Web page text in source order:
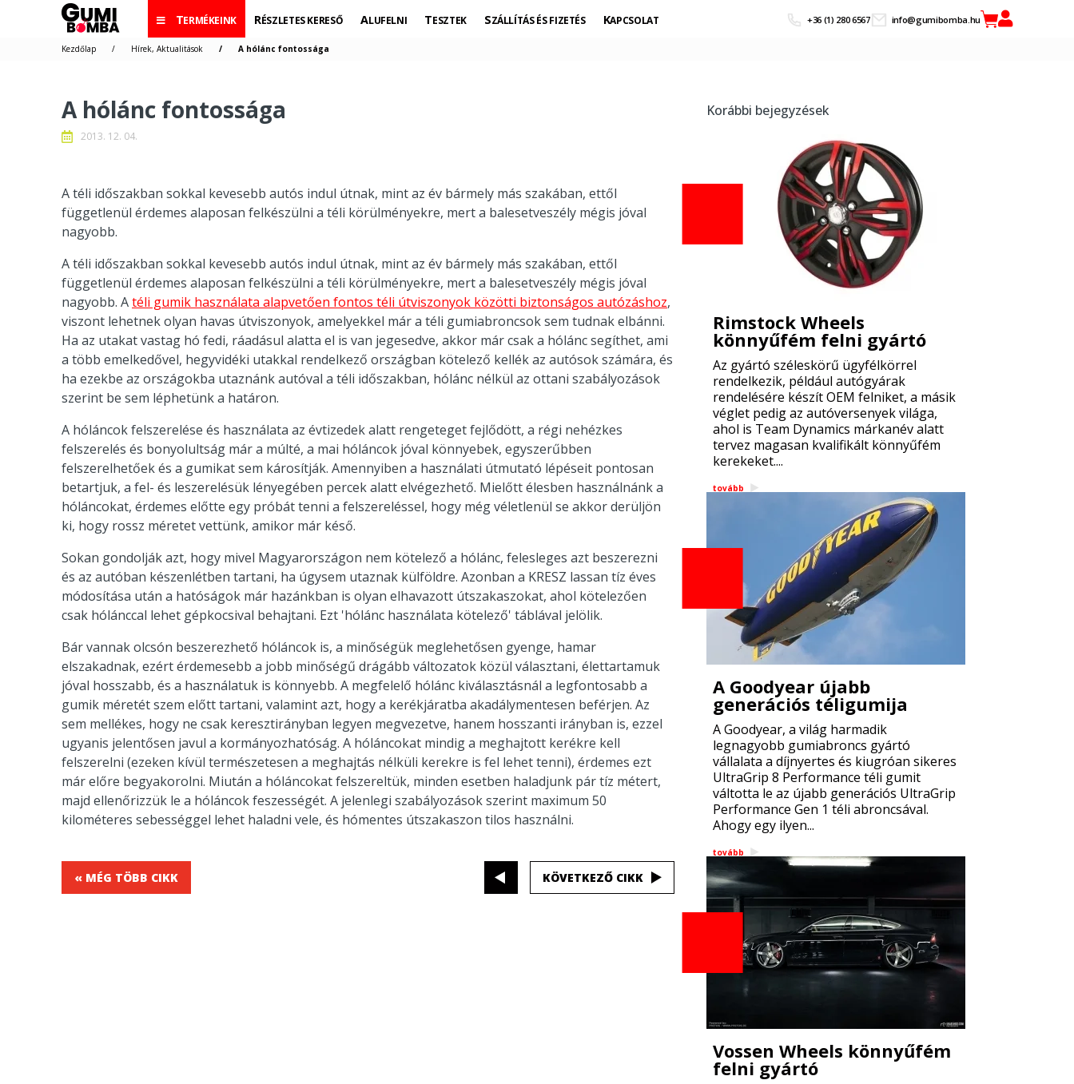
TERMÉKEINK RÉSZLETES KERESŐ ALUFELNI TESZTEK SZÁLLÍTÁS ÉS FIZETÉS KAPCSOLAT +36 (1) 280 6567 info@gumibomba.hu
Kezdőlap Hírek, Aktualitások A hólánc fontossága
A hólánc fontossága
2013. 12. 04.
A téli időszakban sokkal kevesebb autós indul útnak, mint az év bármely más szakában, ettől
függetlenül érdemes alaposan felkészülni a téli körülményekre, mert a balesetveszély mégis jóval
nagyobb.
A téli időszakban sokkal kevesebb autós indul útnak, mint az év bármely más szakában, ettől
függetlenül érdemes alaposan felkészülni a téli körülményekre, mert a balesetveszély mégis jóval
nagyobb. Atéli gumik használata alapvetően fontos téli útviszonyok közötti biztonságos autózáshoz,
viszont lehetnek olyan havas útviszonyok, amelyekkel már a téli gumiabroncsok sem tudnak elbánni.
Ha az utakat vastag hó fedi, ráadásul alatta el is van jegesedve, akkor már csak a hólánc segíthet, ami
a több emelkedővel, hegyvidéki utakkal rendelkező országban kötelező kellék az autósok számára, és
ha ezekbe az országokba utaznánk autóval a téli időszakban, hólánc nélkül az ottani szabályozások
szerint be sem léphetünk a határon.
A hóláncok felszerelése és használata az évtizedek alatt rengeteget fejlődött, a régi nehézkes
felszerelés és bonyolultság már a múlté, a mai hóláncok jóval könnyebek, egyszerűbben
felszerelhetőek és a gumikat sem károsítják. Amennyiben a használati útmutató lépéseit pontosan
betartjuk, a fel- és leszerelésük lényegében percek alatt elvégezhető. Mielőtt élesben használnánk a
hóláncokat, érdemes előtte egy próbát tenni a felszereléssel, hogy még véletlenül se akkor derüljön
ki, hogy rossz méretet vettünk, amikor már késő.
Sokan gondolják azt, hogy mivel Magyarországon nem kötelező a hólánc, felesleges azt beszerezni
és az autóban készenlétben tartani, ha úgysem utaznak külföldre. Azonban a KRESZ lassan tíz éves
módosítása után a hatóságok már hazánkban is olyan elhavazott útszakaszokat, ahol kötelezően
csak hólánccal lehet gépkocsival behajtani. Ezt 'hólánc használata kötelező' táblával jelölik.
Bár vannak olcsón beszerezhető hóláncok is, a minőségük meglehetősen gyenge, hamar
elszakadnak, ezért érdemesebb a jobb minőségű drágább változatok közül választani, élettartamuk
jóval hosszabb, és a használatuk is könnyebb. A megfelelő hólánc kiválasztásnál a legfontosabb a
gumik méretét szem előtt tartani, valamint azt, hogy a kerékjáratba akadálymentesen beférjen. Az
sem mellékes, hogy ne csak keresztirányban legyen megvezetve, hanem hosszanti irányban is, ezzel
ugyanis jelentősen javul a kormányozhatóság. A hóláncokat mindig a meghajtott kerékre kell
felszerelni (ezeken kívül természetesen a meghajtás nélküli kerekre is fel lehet tenni), érdemes ezt
már előre begyakorolni. Miután a hóláncokat felszereltük, minden esetben haladjunk pár tíz métert,
majd ellenőrizzük le a hóláncok feszességét. A jelenlegi szabályozások szerint maximum 50
kilométeres sebességgel lehet haladni vele, és hómentes útszakaszon tilos használni.
« MÉG TÖBB CIKK KÖVETKEZŐ CIKK
Korábbi bejegyzések
Rimstock Wheels
könnyűfém felni gyártó
Az gyártó széleskörű ügyfélkörrel
rendelkezik, például autógyárak
rendelésére készít OEM felniket, a másik
véglet pedig az autóversenyek világa,
ahol is Team Dynamics márkanév alatt
tervez magasan kvalifikált könnyűfém
kerekeket....
tovább
A Goodyear újabb
generációs téligumija
A Goodyear, a világ harmadik
legnagyobb gumiabroncs gyártó
vállalata a díjnyertes és kiugróan sikeres
UltraGrip 8 Performance téli gumit
váltotta le az újabb generációs UltraGrip
Performance Gen 1 téli abroncsával.
Ahogy egy ilyen...
tovább
Vossen Wheels könnyűfém
felni gyártó